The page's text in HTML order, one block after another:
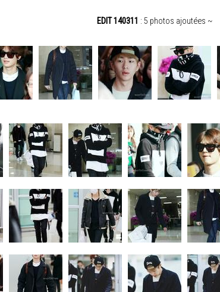
EDIT 140311 : 5 photos ajoutées ~